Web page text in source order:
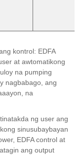
kontrol: EDFA
at awtomatikong
na pumping
nagbabago, ang
na
ng user ang
sinusubaybayan
EDFA control at
ang output